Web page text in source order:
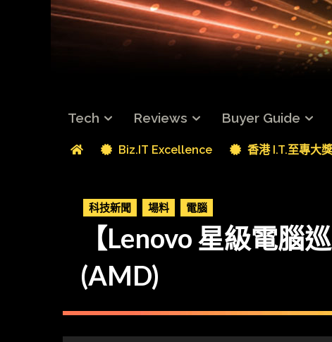
Tech Reviews Buyer Guide
Biz.IT Excellence 香港 I.T.至專大獎
科技新聞 場料 電腦
【Lenovo 星級電腦
(AMD)